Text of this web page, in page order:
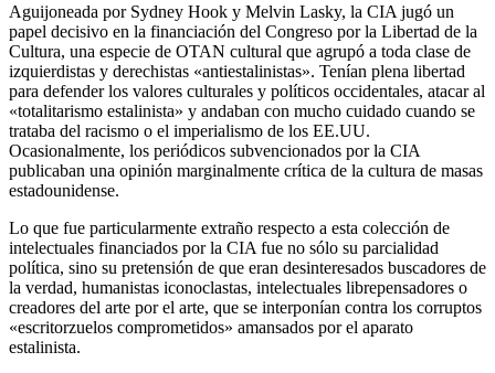
Aguijoneada por Sydney Hook y Melvin Lasky, la CIA jugó un
papel decisivo en la financiación del Congreso por la Libertad de la
Cultura, una especie de OTAN cultural que agrupó a toda clase de
izquierdistas y derechistas «antiestalinistas». Tenían plena libertad
para defender los valores culturales y políticos occidentales, atacar al
«totalitarismo estalinista» y andaban con mucho cuidado cuando se
trataba del racismo o el imperialismo de los EE.UU.
Ocasionalmente, los periódicos subvencionados por la CIA
publicaban una opinión marginalmente crítica de la cultura de masas
estadounidense.
Lo que fue particularmente extraño respecto a esta colección de
intelectuales financiados por la CIA fue no sólo su parcialidad
política, sino su pretensión de que eran desinteresados buscadores de
la verdad, humanistas iconoclastas, intelectuales librepensadores o
creadores del arte por el arte, que se interponían contra los corruptos
«escritorzuelos comprometidos» amansados por el aparato
estalinista.